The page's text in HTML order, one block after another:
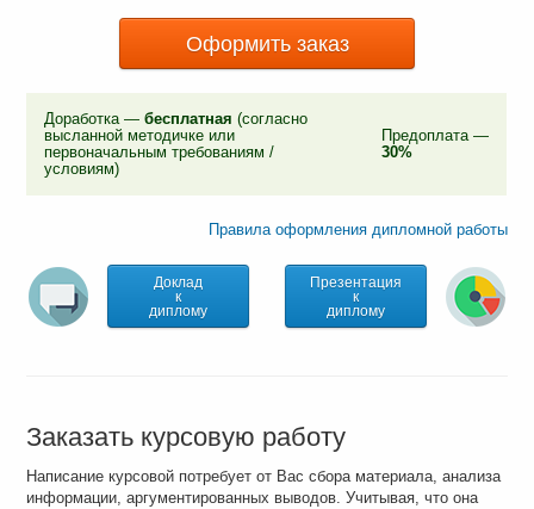
Оформить заказ
Доработка —бесплатная (согласно
высланной методичке или
первоначальным требованиям /
условиям)
Предоплата —
30%
Правила оформления дипломной работы
Доклад
к
диплому
Презентация
к
диплому
Заказать курсовую работу
Написание курсовой потребует от Вас сбора материала, анализа
информации, аргументированных выводов. Учитывая, что она